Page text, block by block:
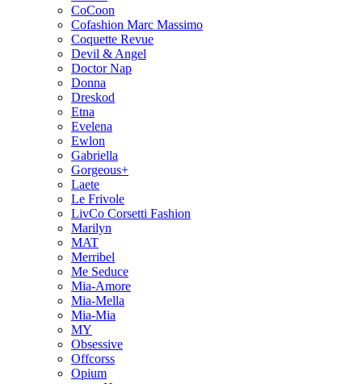
CoCoon
Cofashion Marc Massimo
Coquette Revue
Devil & Angel
Doctor Nap
Donna
Dreskod
Etna
Evelena
Ewlon
Gabriella
Gorgeous+
Laete
Le Frivole
LivCo Corsetti Fashion
Marilyn
MAT
Merribel
Me Seduce
Mia-Amore
Mia-Mella
Mia-Mia
MY
Obsessive
Offcorss
Opium